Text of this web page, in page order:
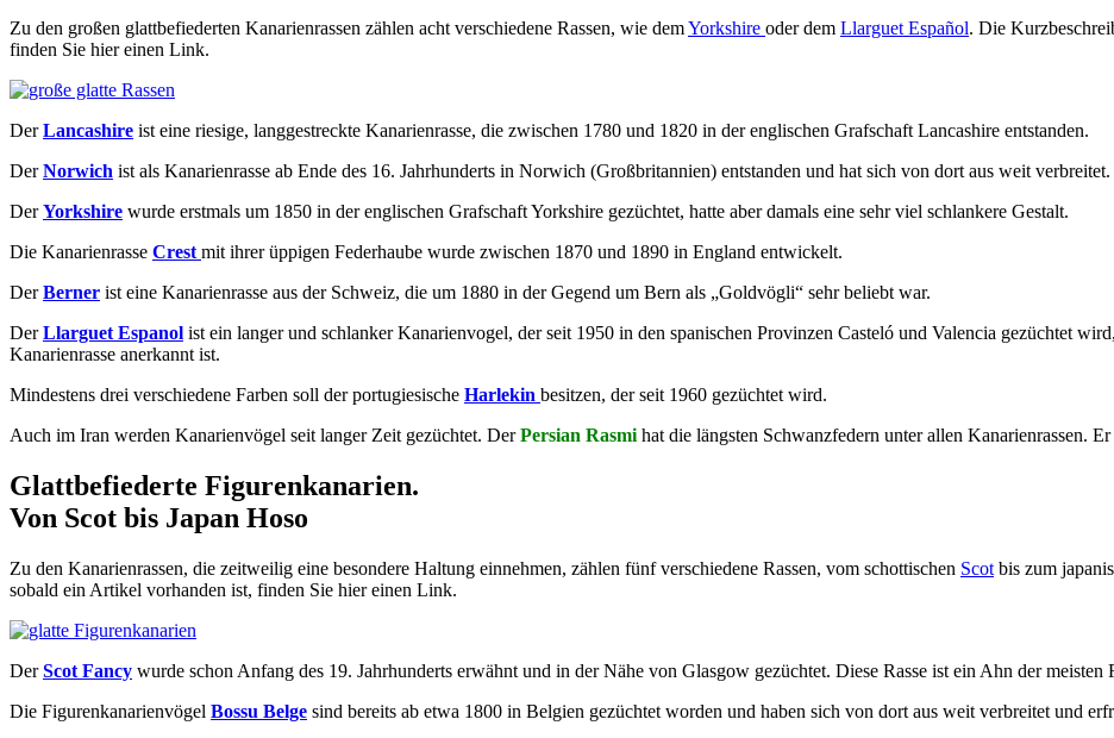
Zu den großen glattbefiederten Kanarienrassen zählen acht verschiedene Rassen, wie demYorkshire oder dem Llarguet Español. Die
finden Sie hier einen Link.
DerLancashire ist eine riesige, langgestreckte Kanarienrasse, die zwischen 1780 und 1820 in der englischen Grafschaft Lancashire entstanden.
DerNorwich ist als Kanarienrasse ab Ende des 16. Jahrhunderts in Norwich (Großbritannien) entstanden und hat sich von dort aus weit verbreitet.
DerYorkshire wurde erstmals um 1850 in der englischen Grafschaft Yorkshire gezüchtet, hatte aber damals eine sehr viel schlankere Gestalt.
Die Kanarienrasse Crest mit ihrer üppigen Federhaube wurde zwischen 1870 und 1890 in England entwickelt.
DerBerner ist eine Kanarienrasse aus der Schweiz, die um 1880 in der Gegend um Bern als „Goldvögli“ sehr beliebt war.
DerLlarguet Espanol ist ein langer und schlanker Kanarienvogel, der seit 1950 in den spanischen Provinzen Casteló und Valencia gezüchtet
Kanarienrasse anerkannt ist.
Mindestens drei verschiedene Farben soll der portugiesische Harlekin besitzen, der seit 1960 gezüchtet wird.
Auch im Iran werden Kanarienvögel seit langer Zeit gezüchtet. DerPersian Rasmi hat die längsten Schwanzfedern unter allen Kanarienrassen.
Glattbefiederte Figurenkanarien.
Von Scot bis Japan Hoso
Zu den Kanarienrassen, die zeitweilig eine besondere Haltung einnehmen, zählen fünf verschiedene Rassen, vom schottischen Scot bis zum
sobald ein Artikel vorhanden ist, finden Sie hier einen Link.
DerScot Fancy wurde schon Anfang des 19. Jahrhunderts erwähnt und in der Nähe von Glasgow gezüchtet. Diese Rasse ist ein Ahn der meisten
Die Figurenkanarienvögel Bossu Belge sind bereits ab etwa 1800 in Belgien gezüchtet worden und haben sich von dort aus weit verbreitet und